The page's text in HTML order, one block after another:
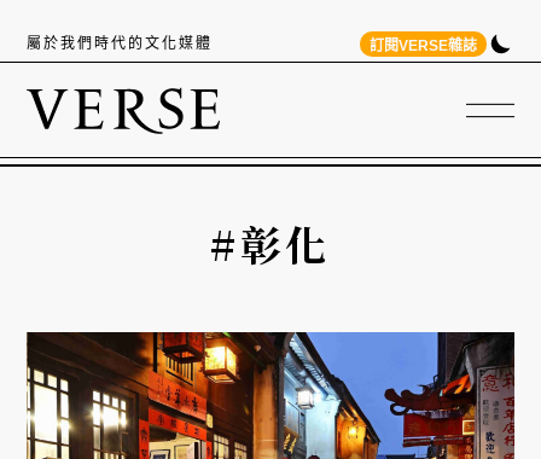
屬於我們時代的文化媒體 訂閱VERSE雜誌
#彰化